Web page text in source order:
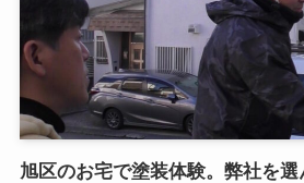
旭区のお宅で塗装体験。弊社を